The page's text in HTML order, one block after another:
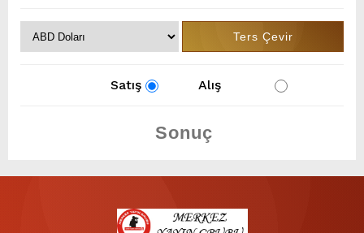
Satış Alış